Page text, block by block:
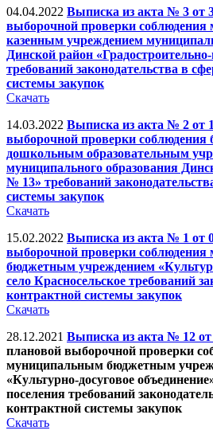
04.04.2022 Выписка из акта № 3 от
выборочной проверки
казенным учреждением
Динской район
требований законодательства в
системы закупок
Скачать
14.03.2022 Выписка из акта № 2 от
выборочной проверки
дошкольным образовательным
муниципального образования
№ 13» требований
системы закупок
Скачать
15.02.2022 Выписка из акта № 1 от
выборочной проверки
бюджетным учреждением
село Красносельское требований
контрактной системы закупок
Скачать
28.12.2021 Выписка из акта № 12 от
плановой выборочной проверки
муниципальным бюджетным
«Культурно-досуговое
поселения требований
контрактной системы закупок
Скачать